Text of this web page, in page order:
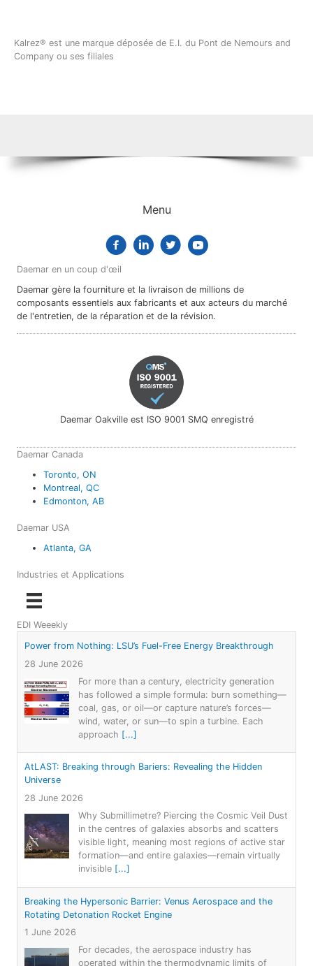
Kalrez® est une marque déposée de E.I. du Pont de Nemours and
Company ou ses filiales
Menu
Daemar en un coup d'œil
Daemar gère la fourniture et la livraison de millions de
composants essentiels aux fabricants et aux acteurs du marché
de l'entretien, de la réparation et de la révision.
Daemar Oakville est ISO 9001 SMQ enregistré
Daemar Canada
Toronto, ON
Montreal, QC
Edmonton, AB
Daemar USA
Atlanta, GA
Industries et Applications
EDI Weeekly
Power from Nothing: LSU’s Fuel-Free Energy Breakthrough
28 June 2026
For more than a century, electricity generation
has followed a simple formula: burn something—
coal, gas, or oil—or capture nature’s forces—
wind, water, or sun—to spin a turbine. Each
approach [...]
AtLAST: Breaking through Bariers: Revealing the Hidden
Universe
28 June 2026
Why Submillimetre? Piercing the Cosmic Veil Dust
in the centres of galaxies absorbs and scatters
visible light, meaning most regions of active star
formation—and entire galaxies—remain virtually
invisible [...]
Breaking the Hypersonic Barrier: Venus Aerospace and the
Rotating Detonation Rocket Engine
1 June 2026
For decades, the aerospace industry has
operated within the thermodynamic limits of